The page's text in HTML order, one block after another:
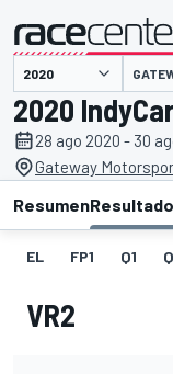
presentado por
2020
28 ago 2020 - 30
Gateway
Resumen
EL FP1 Q1
VR2